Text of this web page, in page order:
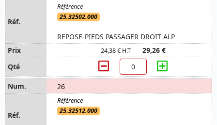
25.32502.000
REPOSE-PIEDS PASSAGER DROIT ALP
24,38 € H.T 29,26 €
26
25.32512.000